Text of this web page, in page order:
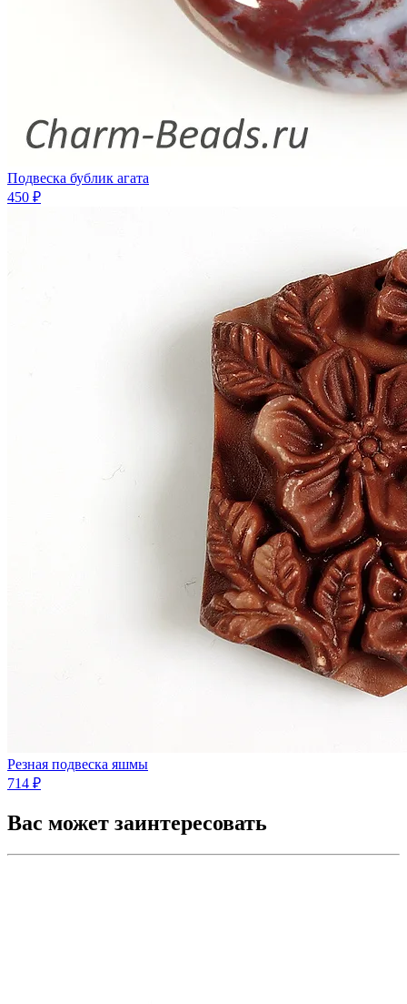
Подвеска бублик агата
450 ₽
Резная подвеска яшмы
714 ₽
Вас может заинтересовать